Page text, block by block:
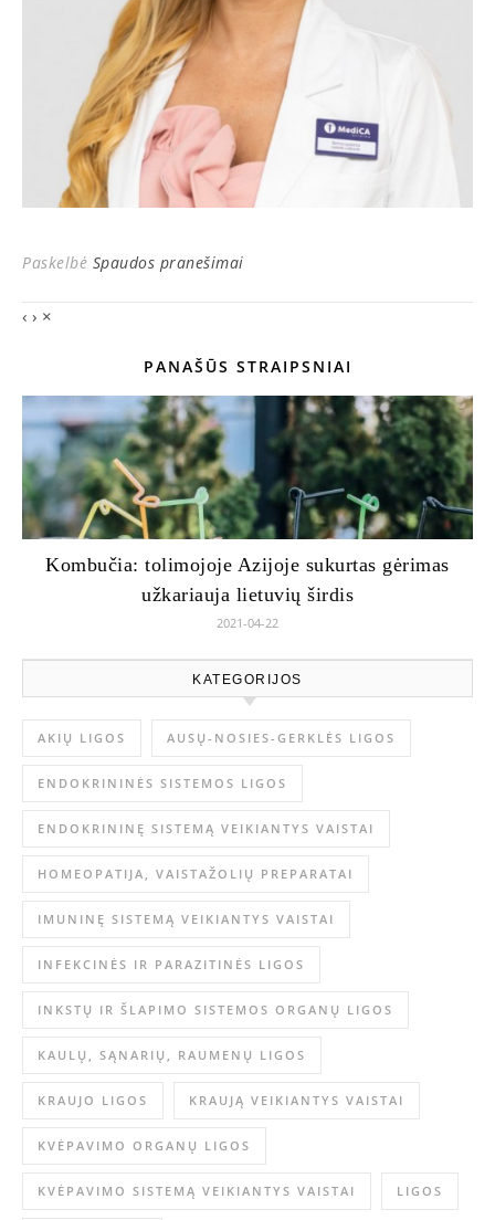
Paskelbė Spaudos pranešimai
‹ › ×
PANAŠŪS STRAIPSNIAI
Kombučia: tolimojoje Azijoje sukurtas gėrimas
užkariauja lietuvių širdis
2021-04-22
KATEGORIJOS
AKIŲ LIGOS AUSŲ-NOSIES-GERKLĖS LIGOS
ENDOKRININĖS SISTEMOS LIGOS
ENDOKRININĘ SISTEMĄ VEIKIANTYS VAISTAI
HOMEOPATIJA, VAISTAŽOLIŲ PREPARATAI
IMUNINĘ SISTEMĄ VEIKIANTYS VAISTAI
INFEKCINĖS IR PARAZITINĖS LIGOS
INKSTŲ IR ŠLAPIMO SISTEMOS ORGANŲ LIGOS
KAULŲ, SĄNARIŲ, RAUMENŲ LIGOS
KRAUJO LIGOS KRAUJĄ VEIKIANTYS VAISTAI
KVĖPAVIMO ORGANŲ LIGOS
KVĖPAVIMO SISTEMĄ VEIKIANTYS VAISTAI LIGOS